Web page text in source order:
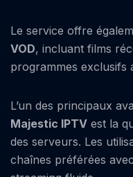
Le service offre
VOD, incluant films
programmes exclusifs
L’un des principaux
Majestic IPTV est la
des serveurs. Les
chaînes préférées